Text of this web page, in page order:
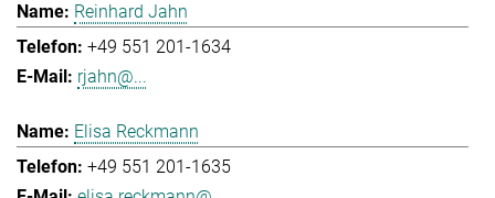
Reinhard Jahn
+49 551 201-1634
rjahn@...
Elisa Reckmann
+49 551 201-1635